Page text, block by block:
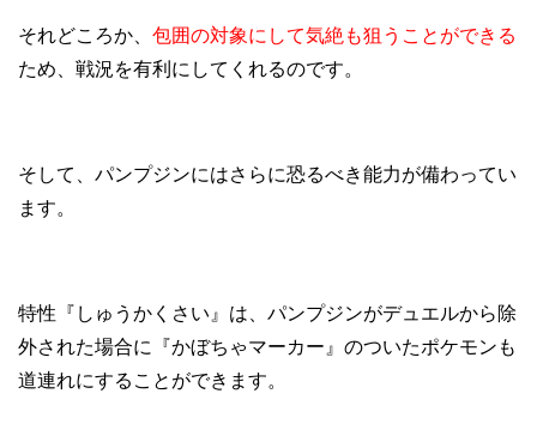
それどころか、 包囲の対象にして気絶も狙うことができる
ため、戦況を有利にしてくれるのです。
そして、パンプジンにはさらに恐るべき能力が備わってい
ます。
特性『しゅうかくさい』は、パンプジンがデュエルから除
外された場合に『かぼちゃマーカー』のついたポケモンも
道連れにすることができます。